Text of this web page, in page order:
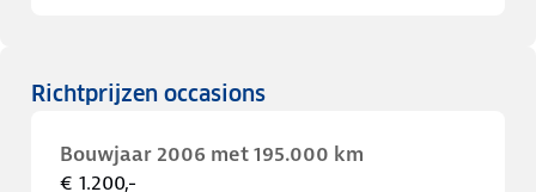
Richtprijzen occasions
Bouwjaar 2006 met 195.000 km
€ 1.200,-